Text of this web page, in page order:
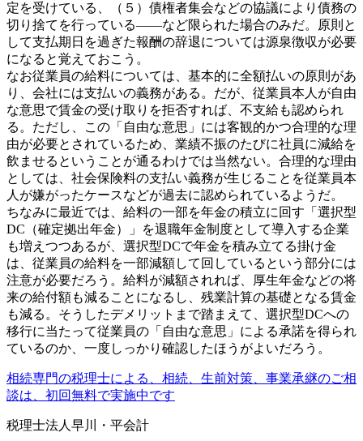
定を受けている、（５）債権者集会などの協議により債務の
切り捨てを行っている――など限られた場合のみだ。原則と
して支払期日を過ぎた報酬の辞退については源泉徴収が必要
になると覚えておこう。
なお従業員の給料については、基本的に全額払いの原則があ
り、会社には支払いの義務がある。だが、従業員本人が自由
な意思で賃金の受け取りを拒否すれば、不支給も認められ
る。ただし、この「自由な意思」には客観的かつ合理的な理
由が必要とされているため、業績不振のたびに社員に減給を
飲ませるということが通るわけでは当然ない。合理的な理由
としては、社会保険料の支払い義務が生じることを従業員本
人が嫌がったケースなどが過去に認められているようだ。
ちなみに最近では、給料の一部を年金の積立に回す「選択型
DC（確定拠出年金）」を退職年金制度として導入する企業
も増えつつあるが、選択型DCで年金を積み立てる掛け金
は、従業員の給料を一部減額して回しているという部分には
注意が必要だろう。給料が減額されれば、厚生年金などの将
来の給付額も減ることになるし、残業計算の基礎となる賃金
も減る。そうしたデメリットまで踏まえて、選択型DCへの
移行に当たって従業員の「自由な意思」による承諾を得られ
ているのか、一度しっかり確認したほうがよいだろう。
相続専門の税理士による、相続、生前対策、事業承継のご相
談は、初回無料で実施中です
税理士法人早川・平会計